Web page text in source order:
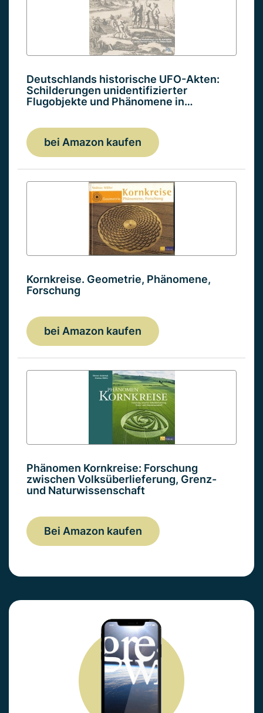
Deutschlands historische UFO-Akten:
Schilderungen unidentifizierter
Flugobjekte und Phänomene in…
bei Amazon kaufen
Kornkreise. Geometrie, Phänomene,
Forschung
bei Amazon kaufen
Phänomen Kornkreise: Forschung
zwischen Volksüberlieferung, Grenz-
und Naturwissenschaft
Bei Amazon kaufen